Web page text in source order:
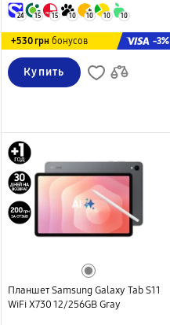
24 15 15 10 10 10 10
+530 грн бонусов -3%
Купить
Планшет Samsung Galaxy Tab S11
WiFi X730 12/256GB Gray